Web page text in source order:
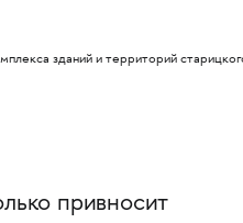
зданий и территорий
привносит